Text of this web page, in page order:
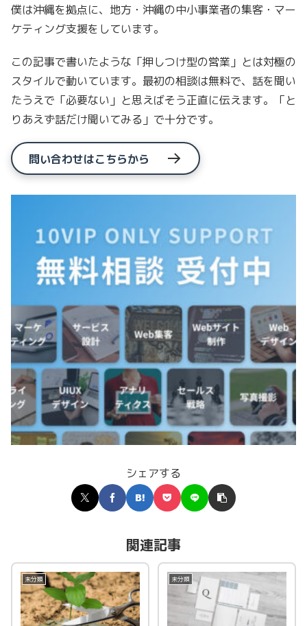
僕は沖縄を拠点に、地方・沖縄の中小事業者の集客・マー
ケティング支援をしています。
この記事で書いたような「押しつけ型の営業」とは対極の
スタイルで動いています。最初の相談は無料で、話を聞い
たうえで「必要ない」と思えばそう正直に伝えます。「と
りあえず話だけ聞いてみる」で十分です。
問い合わせはこちらから
シェアする
関連記事
未分類 未分類